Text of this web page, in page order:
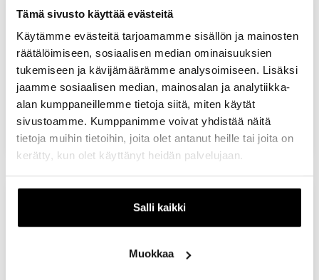
Tämä sivusto käyttää evästeitä
Käytämme evästeitä tarjoamamme sisällön ja mainosten
räätälöimiseen, sosiaalisen median ominaisuuksien
tukemiseen ja kävijämäärämme analysoimiseen. Lisäksi
jaamme sosiaalisen median, mainosalan ja analytiikka-
alan kumppaneillemme tietoja siitä, miten käytät
sivustoamme. Kumppanimme voivat yhdistää näitä
tietoja muihin tietoihin, joita olet antanut heille tai joita on
kerätty, kun olet käyttänyt heidän palvelujaan.
Salli kaikki
Muokkaa
Lääkärikeskus Aava
Avoinna tänään:09:00 - 17:00
Palvelut
Kerros:2. kerros
Puhelin:010 380 3838
Näytä kartalla